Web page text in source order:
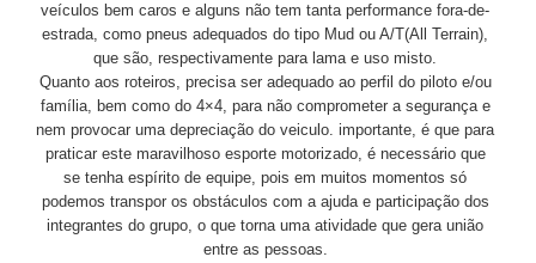
veículos bem caros e alguns não tem tanta performance fora-de-
estrada, como pneus adequados do tipo Mud ou A/T(All Terrain),
que são, respectivamente para lama e uso misto.
Quanto aos roteiros, precisa ser adequado ao perfil do piloto e/ou
família, bem como do 4×4, para não comprometer a segurança e
nem provocar uma depreciação do veiculo. importante, é que para
praticar este maravilhoso esporte motorizado, é necessário que
se tenha espírito de equipe, pois em muitos momentos só
podemos transpor os obstáculos com a ajuda e participação dos
integrantes do grupo, o que torna uma atividade que gera união
entre as pessoas.